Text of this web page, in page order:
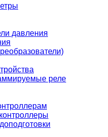
давления
реле